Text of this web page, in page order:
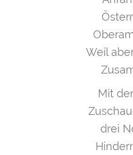
Weil
Mit
drei